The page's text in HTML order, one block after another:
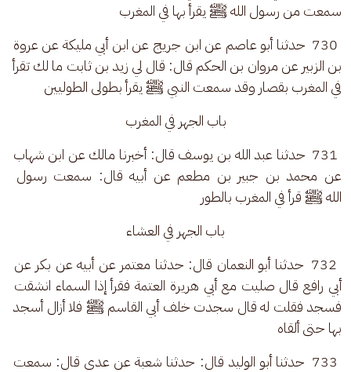
سمعت من رسول الله ﷺ يقرأ بها في المغرب
730  حدثنا أبو عاصم عن ابن جريج عن ابن أبي مليكة عن عروة
بن الزبير عن مروان بن الحكم قال: قال لي زيد بن ثابت ما لك تقرأ
في المغرب بقصار وقد سمعت النبي ﷺ يقرأ بطولى الطوليين
باب الجهر في المغرب
731  حدثنا عبد الله بن يوسف قال: أخبرنا مالك عن ابن شهاب
عن محمد بن جبير بن مطعم عن أبيه قال: سمعت رسول
الله ﷺ قرأ في المغرب بالطور
باب الجهر في العشاء
732  حدثنا أبو النعمان قال: حدثنا معتمر عن أبيه عن بكر عن
أبي رافع قال صليت مع أبي هريرة العتمة فقرأ إذا السماء انشقت
فسجد فقلت له قال سجدت خلف أبي القاسم ﷺ فلا أزال أسجد
بها حتى ألقاه
733  حدثنا أبو الوليد قال: حدثنا شعبة عن عدي قال: سمعت